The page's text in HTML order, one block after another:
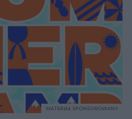
MATERIAŁ SPONSOROWANY